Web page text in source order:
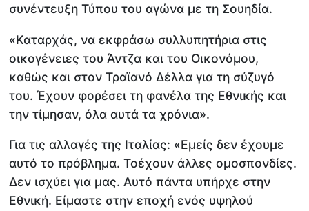
συνέντευξη Τύπου του αγώνα με τη Σουηδία.
«Καταρχάς, να εκφράσω συλλυπητήρια στις
οικογένειες του Άντζα και του Οικονόμου,
καθώς και στον Τραϊανό Δέλλα για τη σύζυγό
του. Έχουν φορέσει τη φανέλα της Εθνικής και
την τίμησαν, όλα αυτά τα χρόνια».
Για τις αλλαγές της Ιταλίας: «Εμείς δεν έχουμε
αυτό το πρόβλημα. Τοέχουν άλλες ομοσπονδίες.
Δεν ισχύει για μας. Αυτό πάντα υπήρχε στην
Εθνική. Είμαστε στην εποχή ενός υψηλού